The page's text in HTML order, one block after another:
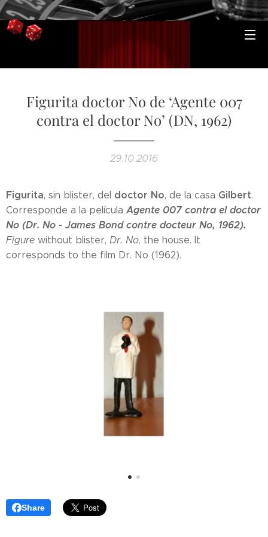
Figurita doctor No de ‘Agente 007
contra el doctor No’ (DN, 1962)
29.10.2016
Figurita, sin blister, del doctor No, de la casa Gilbert.
Corresponde a la película Agente 007 contra el doctor
No (Dr. No - James Bond contre docteur No, 1962).
Figure without blister, Dr. No, the house. It
corresponds to the film Dr. No (1962).
Share